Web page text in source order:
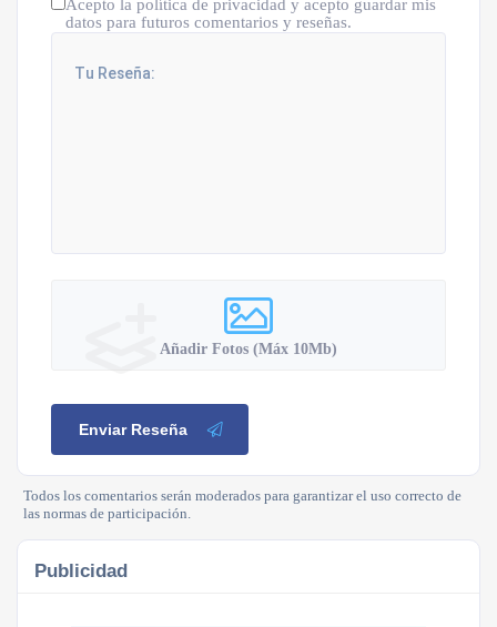
Acepto la política de privacidad y acepto guardar mis
datos para futuros comentarios y reseñas.
Añadir Fotos (Máx 10Mb)
Enviar Reseña
Todos los comentarios serán moderados para garantizar el uso correcto de
las normas de participación.
Publicidad